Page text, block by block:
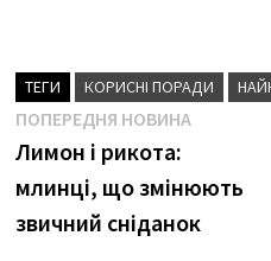
ТЕГИ КОРИСНІ ПОРАДИ
Навігація
записів
ПОПЕРЕДНЯ НОВИНА
Лимон і рикота:
млинці, що змінюють
звичний сніданок